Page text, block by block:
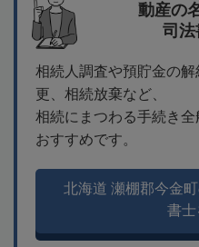
動産の
司法
相続人調査や預貯金の
更、相続放棄など、
相続にまつわる手続き
おすすめです。
北海道 瀬棚郡今金
書士